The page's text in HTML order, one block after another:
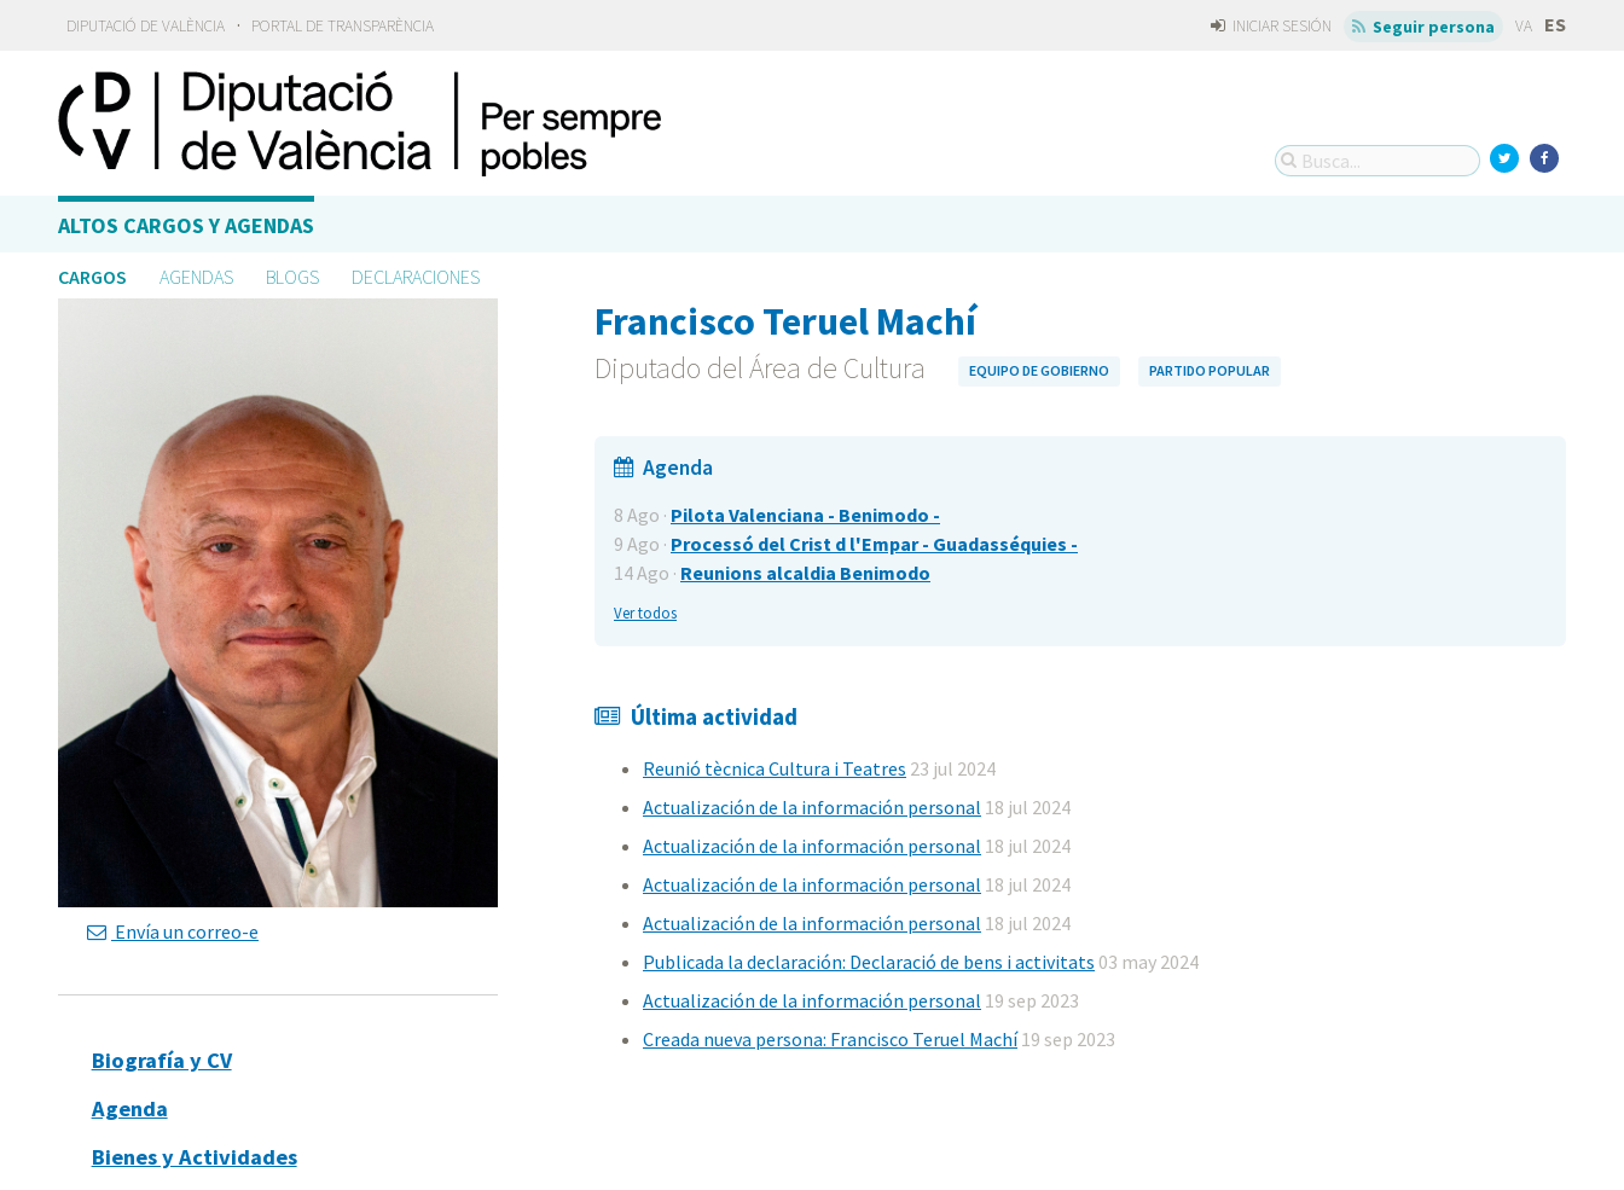
DIPUTACIÓ DE VALÈNCIA · PORTAL DE TRANSPARÈNCIA INICIAR SESIÓN Seguir persona VA ES
ALTOS CARGOS Y AGENDAS
CARGOS AGENDAS BLOGS DECLARACIONES
Envía un correo-e
Biografía y CV
Agenda
Bienes y Actividades
Francisco Teruel Machí
Diputado del Área de Cultura EQUIPO DE GOBIERNO PARTIDO POPULAR
Agenda
8 Ago · Pilota Valenciana - Benimodo -
9 Ago · Processó del Crist d l'Empar - Guadasséquies -
14 Ago · Reunions alcaldia Benimodo
Ver todos
Última actividad
Reunió tècnica Cultura i Teatres 23 jul 2024
Actualización de la información personal 18 jul 2024
Actualización de la información personal 18 jul 2024
Actualización de la información personal 18 jul 2024
Actualización de la información personal 18 jul 2024
Publicada la declaración: Declaració de bens i activitats 03 may 2024
Actualización de la información personal 19 sep 2023
Creada nueva persona: Francisco Teruel Machí 19 sep 2023